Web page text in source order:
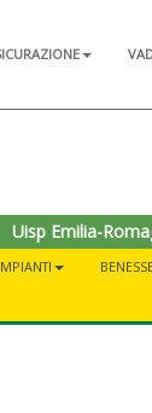
Uisp Emilia-